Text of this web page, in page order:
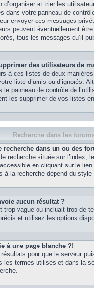
et trier les
dans votre panneau de
envoyer des messages
peuvent éventuellement
tous les messages qu’il
des utilisateurs de
à ces listes de deux
liste d’amis ou d’ignorés.
panneau de contrôle de
les supprimer de vos listes
Recherche dans les
recherche dans un ou des
recherche située sur l’index,
en cliquant sur le
à la recherche dépend du style
aucun résultat ?
trop vague ou incluait trop de
et utilisez les options
à une page blanche ?!
pour que le serveur
les termes utilisés et dans la